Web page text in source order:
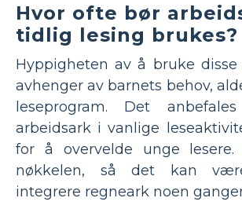
Hvor ofte bør
tidlig lesing brukes?
Hyppigheten av å bruke disse
avhenger av barnets behov,
leseprogram. Det
arbeidsark i vanlige
for å overvelde unge lesere.
nøkkelen, så det kan
integrere regneark noen